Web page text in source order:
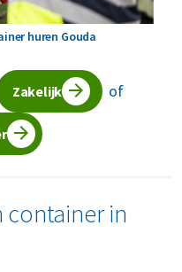
huren Gouda
huren Gouda
Zakelijk of
container in